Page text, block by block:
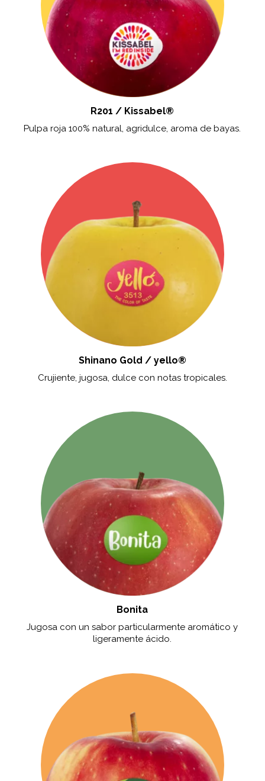
R201 / Kissabel®
Pulpa roja 100% natural, agridulce, aroma de bayas.
Shinano Gold / yello®
Crujiente, jugosa, dulce con notas tropicales.
Bonita
Jugosa con un sabor particularmente aromático y
ligeramente ácido.